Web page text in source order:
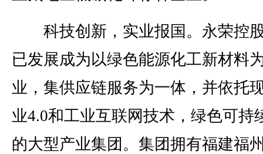
科技创新，实业报国。永荣控
已发展成为以绿色能源化工新材料
业，集供应链服务为一体，并依托
业4.0和工业互联网技术，绿色可持
的大型产业集团。集团拥有福建福